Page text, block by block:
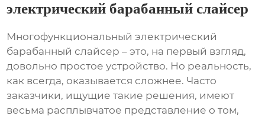
электрический барабанный слайсер
Многофункциональный электрический
барабанный слайсер – это, на первый взгляд,
довольно простое устройство. Но реальность,
как всегда, оказывается сложнее. Часто
заказчики, ищущие такие решения, имеют
весьма расплывчатое представление о том,